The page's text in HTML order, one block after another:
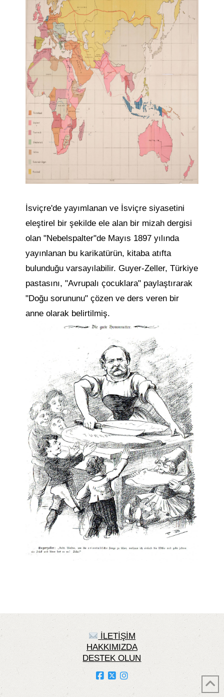
İsviçre'de yayımlanan ve İsviçre siyasetini
eleştirel bir şekilde ele alan bir mizah dergisi
olan "Nebelspalter"de Mayıs 1897 yılında
yayınlanan bu karikatürün, kitaba atıfta
bulunduğu varsayılabilir. Guyer-Zeller, Türkiye
pastasını, "Avrupalı çocuklara" paylaştırarak
"Doğu sorununu" çözen ve ders veren bir
anne olarak belirtilmiş.
İLETİŞİM
HAKKIMIZDA
DESTEK OLUN